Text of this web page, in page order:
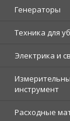
Генераторы
Техника для
Электрика и
инструмент
Расходные